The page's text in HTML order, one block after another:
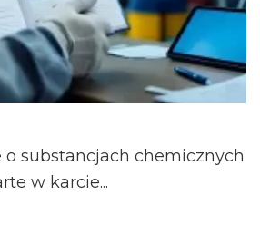
substancjach chemicznych
w karcie...